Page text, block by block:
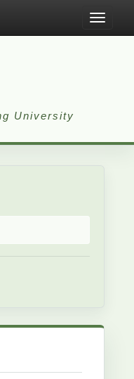
Toggle
University